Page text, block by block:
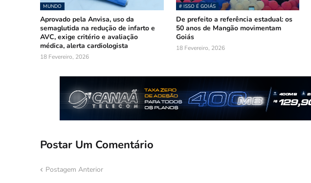
MUNDO
Aprovado pela Anvisa, uso da
semaglutida na redução de infarto e
AVC, exige critério e avaliação
médica, alerta cardiologista
18 Fevereiro, 2026
# ISSO É GOIÁS
De prefeito a referência estadual: os
50 anos de Mangão movimentam
Goiás
18 Fevereiro, 2026
Postar Um Comentário
Postagem Anterior